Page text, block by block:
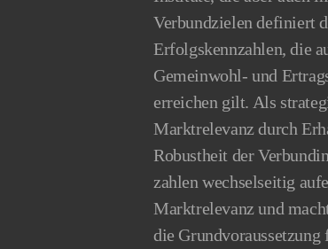
Verbundzielen definiert
Erfolgskennzahlen, die
Gemeinwohl- und
erreichen gilt. Als
Marktrelevanz durch
Robustheit der
zahlen wechselseitig
Marktrelevanz und
die